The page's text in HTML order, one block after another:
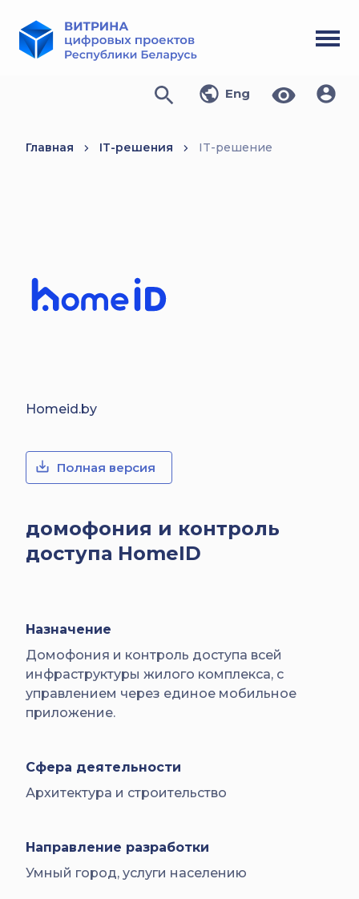
Eng
Главная IT-решения IT-решение
домофония и контроль
доступа HomeID
Назначение
Домофония и контроль доступа всей
инфраструктуры жилого комплекса, с
управлением через единое мобильное
приложение.
Сфера деятельности
Архитектура и строительство
Направление разработки
Умный город, услуги населению
Homeid.by
Полная версия